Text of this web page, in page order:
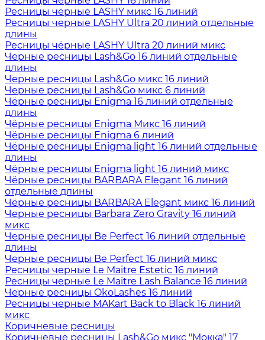
Ресницы чёрные LASHY микс 16 линий
Ресницы черные LASHY Ultra 20 линий отдельные
длины
Ресницы чёрные LASHY Ultra 20 линий микс
Черные ресницы Lash&Go 16 линий отдельные
длины
Черные ресницы Lash&Go микс 16 линий
Черные ресницы Lash&Go микс 6 линий
Чёрные ресницы Enigma 16 линий отдельные
длины
Чёрные ресницы Enigma Микс 16 линий
Чёрные ресницы Enigma 6 линий
Чёрные ресницы Enigma light 16 линий отдельные
длины
Чёрные ресницы Enigma light 16 линий микс
Чёрные ресницы BARBARA Elegant 16 линий
отдельные длины
Чёрные ресницы BARBARA Elegant микс 16 линий
Черные ресницы Barbara Zero Gravity 16 линий
микс
Черные ресницы Be Perfect 16 линий отдельные
длины
Черные ресницы Be Perfect 16 линий микс
Ресницы черные Le Maitre Estetic 16 линий
Ресницы черные Le Maitre Lash Balance 16 линий
Черные ресницы OkoLashes 16 линий
Ресницы черные MAKart Back to Black 16 линий
микс
Коричневые ресницы
Коричневые ресницы Lash&Go микс "Мокка" 17